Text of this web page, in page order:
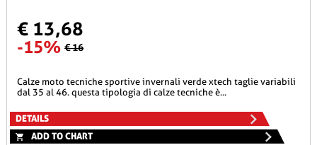
€ 13,68
-15% € 16
calze moto tecniche sportive invernali verde xtech taglie variabili
dal 35 al 46. questa tipologia di calze tecniche è...
DETAILS
ADD TO CHART